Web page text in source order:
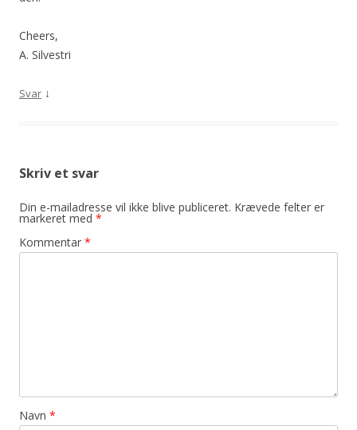
Cheers,
A. Silvestri
Svar ↓
Skriv et svar
Din e-mailadresse vil ikke blive publiceret. Krævede felter er
markeret med *
Kommentar *
Navn *